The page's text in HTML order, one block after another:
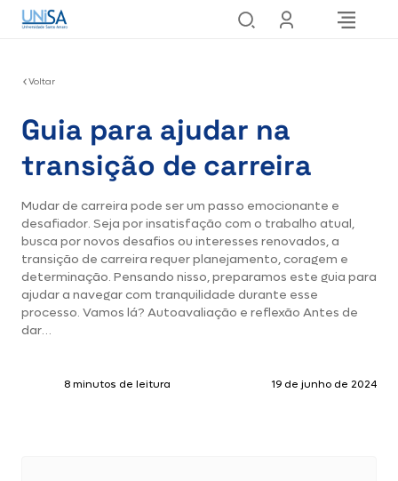
Voltar
Guia para ajudar na
transição de carreira
Mudar de carreira pode ser um passo emocionante e
desafiador. Seja por insatisfação com o trabalho atual,
busca por novos desafios ou interesses renovados, a
transição de carreira requer planejamento, coragem e
determinação. Pensando nisso, preparamos este guia para
ajudar a navegar com tranquilidade durante esse
processo. Vamos lá? Autoavaliação e reflexão Antes de
dar…
8 minutos de leitura 19 de junho de 2024